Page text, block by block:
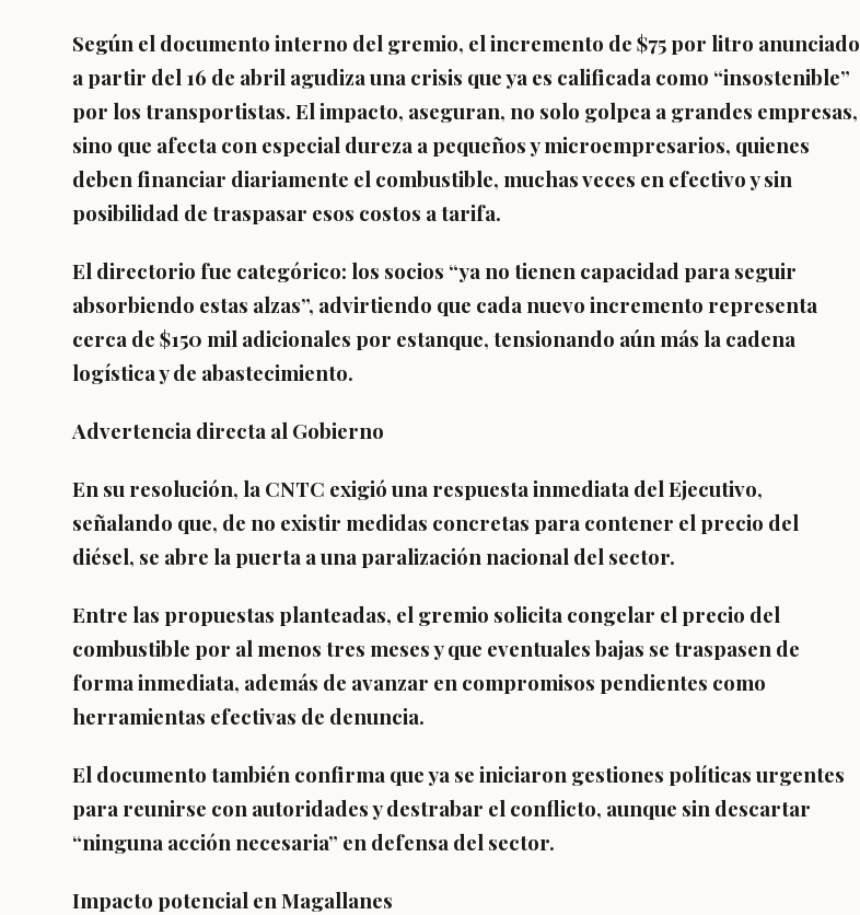
Según el documento interno del gremio, el incremento de $75 por litro anunciado
a partir del 16 de abril agudiza una crisis que ya es calificada como “insostenible”
por los transportistas. El impacto, aseguran, no solo golpea a grandes empresas,
sino que afecta con especial dureza a pequeños y microempresarios, quienes
deben financiar diariamente el combustible, muchas veces en efectivo y sin
posibilidad de traspasar esos costos a tarifa.
El directorio fue categórico: los socios “ya no tienen capacidad para seguir
absorbiendo estas alzas”, advirtiendo que cada nuevo incremento representa
cerca de $150 mil adicionales por estanque, tensionando aún más la cadena
logística y de abastecimiento.
Advertencia directa al Gobierno
En su resolución, la CNTC exigió una respuesta inmediata del Ejecutivo,
señalando que, de no existir medidas concretas para contener el precio del
diésel, se abre la puerta a una paralización nacional del sector.
Entre las propuestas planteadas, el gremio solicita congelar el precio del
combustible por al menos tres meses y que eventuales bajas se traspasen de
forma inmediata, además de avanzar en compromisos pendientes como
herramientas efectivas de denuncia.
El documento también confirma que ya se iniciaron gestiones políticas urgentes
para reunirse con autoridades y destrabar el conflicto, aunque sin descartar
“ninguna acción necesaria” en defensa del sector.
Impacto potencial en Magallanes